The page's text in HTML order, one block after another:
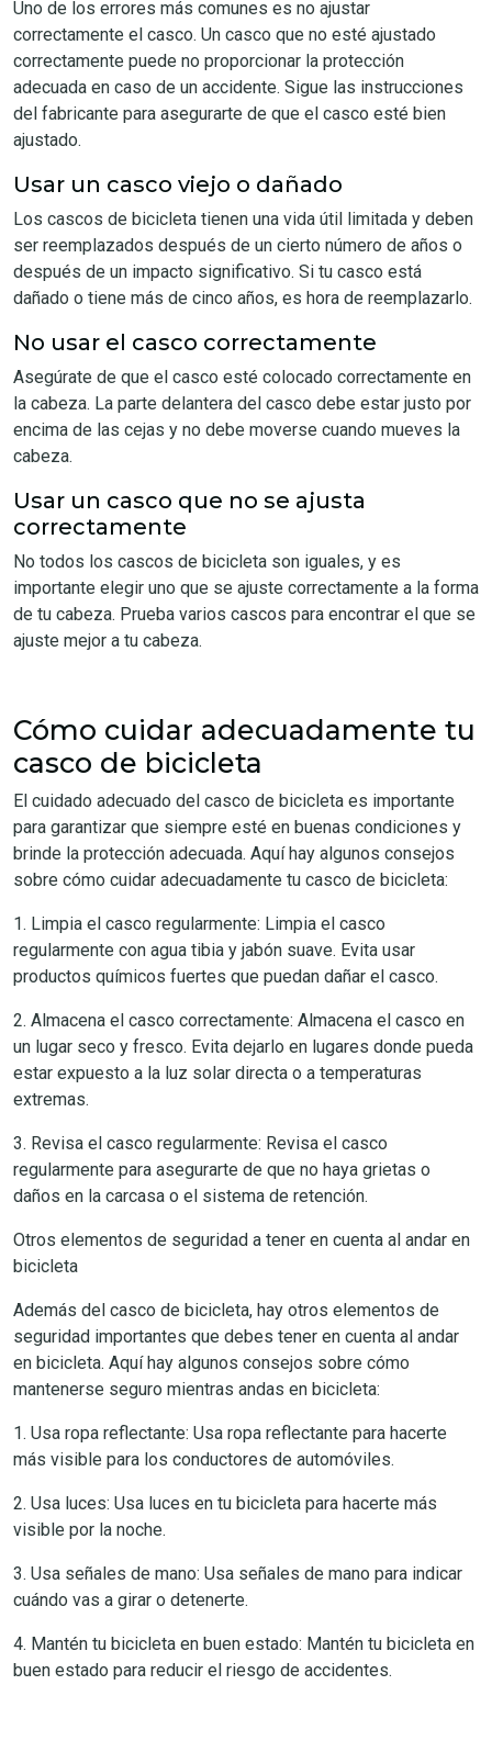
Uno de los errores más comunes es no ajustar
correctamente el casco. Un casco que no esté ajustado
correctamente puede no proporcionar la protección
adecuada en caso de un accidente. Sigue las instrucciones
del fabricante para asegurarte de que el casco esté bien
ajustado.
Usar un casco viejo o dañado
Los cascos de bicicleta tienen una vida útil limitada y deben
ser reemplazados después de un cierto número de años o
después de un impacto significativo. Si tu casco está
dañado o tiene más de cinco años, es hora de reemplazarlo.
No usar el casco correctamente
Asegúrate de que el casco esté colocado correctamente en
la cabeza. La parte delantera del casco debe estar justo por
encima de las cejas y no debe moverse cuando mueves la
cabeza.
Usar un casco que no se ajusta
correctamente
No todos los cascos de bicicleta son iguales, y es
importante elegir uno que se ajuste correctamente a la forma
de tu cabeza. Prueba varios cascos para encontrar el que se
ajuste mejor a tu cabeza.
Cómo cuidar adecuadamente tu
casco de bicicleta
El cuidado adecuado del casco de bicicleta es importante
para garantizar que siempre esté en buenas condiciones y
brinde la protección adecuada. Aquí hay algunos consejos
sobre cómo cuidar adecuadamente tu casco de bicicleta:
1. Limpia el casco regularmente: Limpia el casco
regularmente con agua tibia y jabón suave. Evita usar
productos químicos fuertes que puedan dañar el casco.
2. Almacena el casco correctamente: Almacena el casco en
un lugar seco y fresco. Evita dejarlo en lugares donde pueda
estar expuesto a la luz solar directa o a temperaturas
extremas.
3. Revisa el casco regularmente: Revisa el casco
regularmente para asegurarte de que no haya grietas o
daños en la carcasa o el sistema de retención.
Otros elementos de seguridad a tener en cuenta al andar en
bicicleta
Además del casco de bicicleta, hay otros elementos de
seguridad importantes que debes tener en cuenta al andar
en bicicleta. Aquí hay algunos consejos sobre cómo
mantenerse seguro mientras andas en bicicleta:
1. Usa ropa reflectante: Usa ropa reflectante para hacerte
más visible para los conductores de automóviles.
2. Usa luces: Usa luces en tu bicicleta para hacerte más
visible por la noche.
3. Usa señales de mano: Usa señales de mano para indicar
cuándo vas a girar o detenerte.
4. Mantén tu bicicleta en buen estado: Mantén tu bicicleta en
buen estado para reducir el riesgo de accidentes.